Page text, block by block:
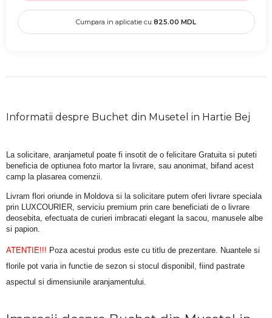
Cumpara in aplicatie cu 825.00 MDL
Informatii despre Buchet din Musetel in Hartie Bej
La solicitare, aranjametul poate fi insotit de o felicitare Gratuita si puteti
beneficia de optiunea foto martor la livrare, sau anonimat, bifand acest
camp la plasarea comenzii.
Livram flori oriunde in Moldova si la solicitare putem oferi livrare speciala
prin LUXCOURIER, serviciu premium prin care beneficiati de o livrare
deosebita, efectuata de curieri imbracati elegant la sacou, manusele albe
si papion.
ATENTIE!!! Poza acestui produs este cu titlu de prezentare. Nuantele si
florile pot varia in functie de sezon si stocul disponibil, fiind pastrate
aspectul si dimensiunile aranjamentului.